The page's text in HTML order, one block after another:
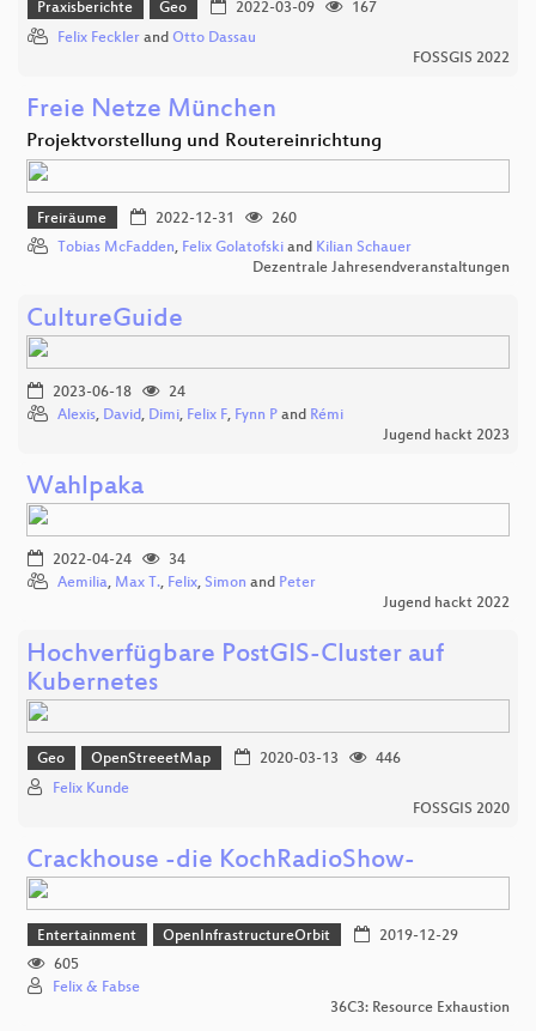
Praxisberichte Geo 2022-03-09
167
Felix Feckler and Otto Dassau
FOSSGIS 2022
Freie Netze München
Projektvorstellung und Routereinrichtung
Freiräume 2022-12-31
260
Tobias McFadden, Felix Golatofski and Kilian Schauer
Dezentrale Jahresendveranstaltungen
CultureGuide
2023-06-18
24
Alexis, David, Dimi, Felix F, Fynn P and Rémi
Jugend hackt 2023
Wahlpaka
2022-04-24
34
Aemilia, Max T., Felix, Simon and Peter
Jugend hackt 2022
Hochverfügbare PostGIS-Cluster auf
Kubernetes
Geo OpenStreeetMap 2020-03-13
446
Felix Kunde
FOSSGIS 2020
Crackhouse -die KochRadioShow-
Entertainment OpenInfrastructureOrbit
2019-12-29
605
Felix & Fabse
36C3: Resource Exhaustion